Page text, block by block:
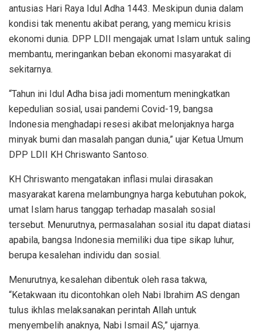
antusias Hari Raya Idul Adha 1443. Meskipun dunia dalam
kondisi tak menentu akibat perang, yang memicu krisis
ekonomi dunia. DPP LDII mengajak umat Islam untuk saling
membantu, meringankan beban ekonomi masyarakat di
sekitarnya.
“Tahun ini Idul Adha bisa jadi momentum meningkatkan
kepedulian sosial, usai pandemi Covid-19, bangsa
Indonesia menghadapi resesi akibat melonjaknya harga
minyak bumi dan masalah pangan dunia,” ujar Ketua Umum
DPP LDII KH Chriswanto Santoso.
KH Chriswanto mengatakan inflasi mulai dirasakan
masyarakat karena melambungnya harga kebutuhan pokok,
umat Islam harus tanggap terhadap masalah sosial
tersebut. Menurutnya, permasalahan sosial itu dapat diatasi
apabila, bangsa Indonesia memiliki dua tipe sikap luhur,
berupa kesalehan individu dan sosial.
Menurutnya, kesalehan dibentuk oleh rasa takwa,
“Ketakwaan itu dicontohkan oleh Nabi Ibrahim AS dengan
tulus ikhlas melaksanakan perintah Allah untuk
menyembelih anaknya, Nabi Ismail AS,” ujarnya.